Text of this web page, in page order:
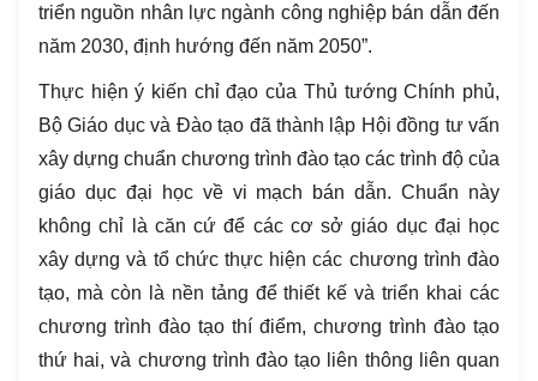
triển nguồn nhân lực ngành công nghiệp bán dẫn đến
năm 2030, định hướng đến năm 2050”.
Thực hiện ý kiến chỉ đạo của Thủ tướng Chính phủ,
Bộ Giáo dục và Đào tạo đã thành lập Hội đồng tư vấn
xây dựng chuẩn chương trình đào tạo các trình độ của
giáo dục đại học về vi mạch bán dẫn. Chuẩn này
không chỉ là căn cứ để các cơ sở giáo dục đại học
xây dựng và tổ chức thực hiện các chương trình đào
tạo, mà còn là nền tảng để thiết kế và triển khai các
chương trình đào tạo thí điểm, chương trình đào tạo
thứ hai, và chương trình đào tạo liên thông liên quan